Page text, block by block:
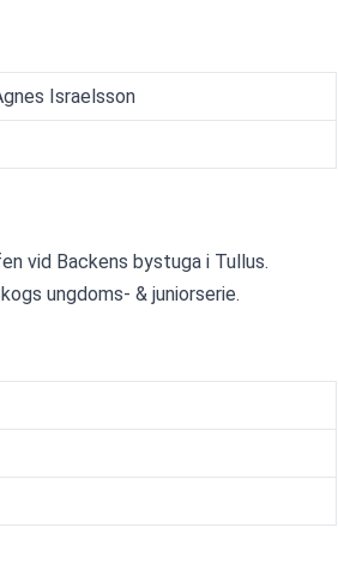
Israelsson
vid Backens bystuga i Tullus.
ungdoms- & juniorserie.